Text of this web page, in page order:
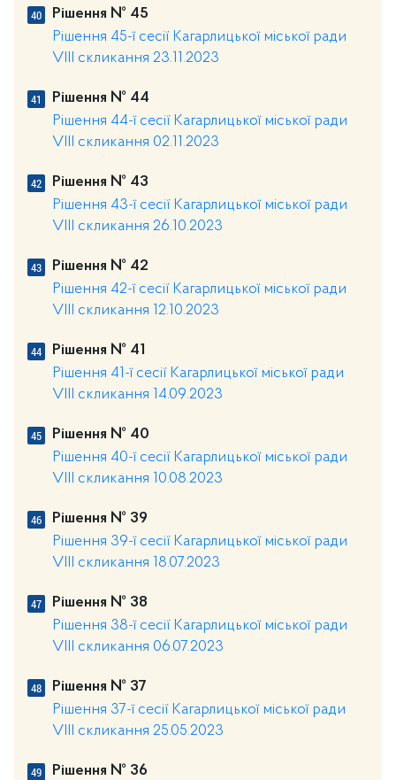
Рішення № 45
Рішення 45-ї сесії Кагарлицької міської ради
VIII скликання 23.11.2023
Рішення № 44
Рішення 44-ї сесії Кагарлицької міської ради
VIII скликання 02.11.2023
Рішення № 43
Рішення 43-ї сесії Кагарлицької міської ради
VIII скликання 26.10.2023
Рішення № 42
Рішення 42-ї сесії Кагарлицької міської ради
VIII скликання 12.10.2023
Рішення № 41
Рішення 41-ї сесії Кагарлицької міської ради
VIII скликання 14.09.2023
Рішення № 40
Рішення 40-ї сесії Кагарлицької міської ради
VIII скликання 10.08.2023
Рішення № 39
Рішення 39-ї сесії Кагарлицької міської ради
VIII скликання 18.07.2023
Рішення № 38
Рішення 38-ї сесії Кагарлицької міської ради
VIII скликання 06.07.2023
Рішення № 37
Рішення 37-ї сесії Кагарлицької міської ради
VIII скликання 25.05.2023
Рішення № 36